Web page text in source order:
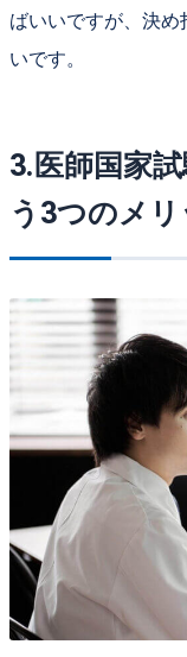
ばいいですが、決め
いです。
3.医師国家
う3つのメリ